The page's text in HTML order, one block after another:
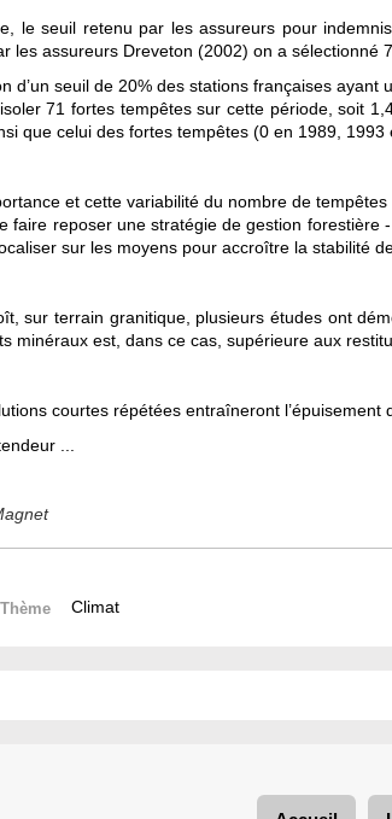
le seuil retenu par les assureurs pour
les assureurs Dreveton (2002) on a
d’un seuil de 20% des stations françaises
71 fortes tempêtes sur cette période, soit
que celui des fortes tempêtes (0 en 1989, 1993
et cette variabilité du nombre de
faire reposer une stratégie de gestion
sur les moyens pour accroître la stabilité
sur terrain granitique, plusieurs études ont
minéraux est, dans ce cas, supérieure aux
courtes répétées entraîneront
...
Thème Climat